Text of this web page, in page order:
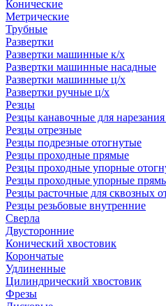
Конические
Метрические
Трубные
Развертки
Развертки машинные к/х
Развертки машинные насадные
Развертки машинные ц/х
Развертки ручные ц/х
Резцы
Резцы канавочные для
Резцы отрезные
Резцы подрезные отогнутые
Резцы проходные прямые
Резцы проходные упорные
Резцы проходные упорные
Резцы расточные для сквозных
Резцы резьбовые внутренние
Сверла
Двусторонние
Конический хвостовик
Корончатые
Удлиненные
Цилиндрический хвостовик
Фрезы